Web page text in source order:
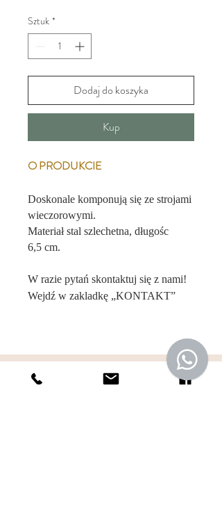
Sztuk *
Dodaj do koszyka
Kup
O PRODUKCIE
Doskonale komponują się ze strojami
wieczorowymi.
Materiał stal szlechetna, długośc
6,5 cm.
W razie pytań skontaktuj się z nami!
Wejdź w zakladkę „KONTAKT”